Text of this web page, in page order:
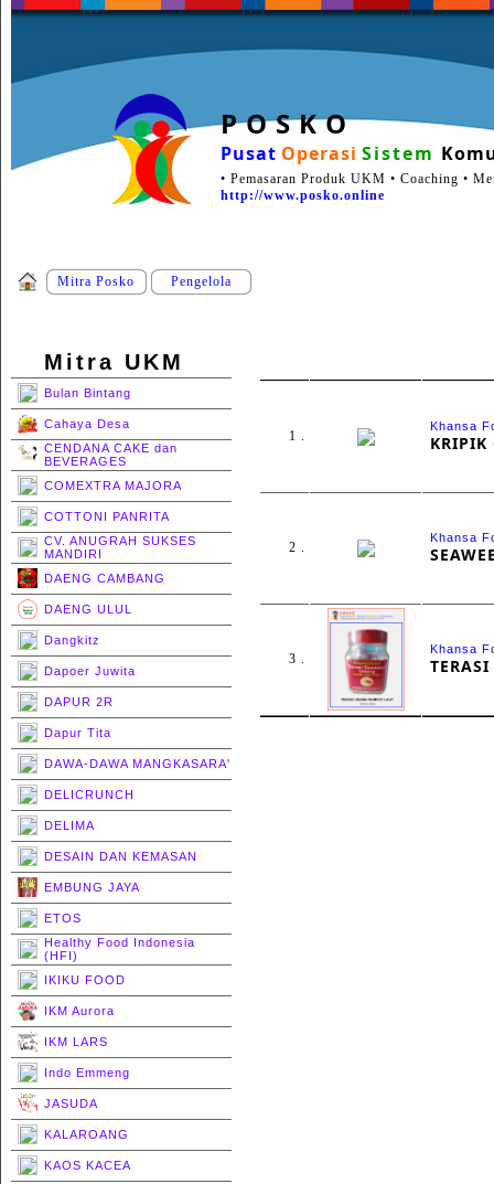
P O S K O
Pusat Operasi Sistem
• Pemasaran Produk UKM • Coaching •
http://www.posko.online
Mitra Posko Pengelola
Mitra UKM
Bulan Bintang
Cahaya Desa
CENDANA CAKE dan
BEVERAGES
COMEXTRA MAJORA
COTTONI PANRITA
CV. ANUGRAH SUKSES
MANDIRI
DAENG CAMBANG
DAENG ULUL
Dangkitz
Dapoer Juwita
DAPUR 2R
Dapur Tita
DAWA-DAWA MANGKASARA'
DELICRUNCH
DELIMA
DESAIN DAN KEMASAN
EMBUNG JAYA
ETOS
Healthy Food Indonesia
(HFI)
IKIKU FOOD
IKM Aurora
IKM LARS
Indo Emmeng
JASUDA
KALAROANG
KAOS KACEA
1 .
Khansa
KRIPIK
2 .
Khansa
3 .
Khansa